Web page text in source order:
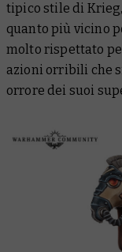
tipico stile di
quanto più vicino
molto rispettato
azioni orribili che
orrore dei suoi